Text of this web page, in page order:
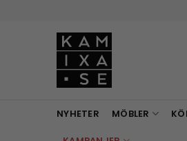
NYHETER MÖBLER